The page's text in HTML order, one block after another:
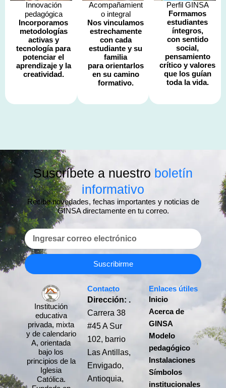
Innovación
pedagógica
Incorporamos
metodologías
activas y
tecnología para
potenciar el
aprendizaje y la
creatividad.
Acompañamient
o integral
Nos vinculamos
estrechamente
con cada
estudiante y su
familia
para orientarlos
en su camino
formativo.
Perfil GINSA
Formamos
estudiantes
íntegros,
con sentido
social,
pensamiento
crítico y valores
que los guían
toda la vida.
Suscríbete a nuestro boletín
informativo
Recibe novedades, fechas importantes y noticias de
GINSA directamente en tu correo.
Email
Suscribirme
Institución
educativa
privada, mixta
y de calendario
A, orientada
bajo los
principios de la
Iglesia
Católica.
Contacto
Dirección: .
Carrera 38
#45 A Sur
102, barrio
Las Antillas,
Envigado,
Antioquia,
Enlaces útiles
Inicio
Acerca de
GINSA
Modelo
pedagógico
Instalaciones
Símbolos
institucionales